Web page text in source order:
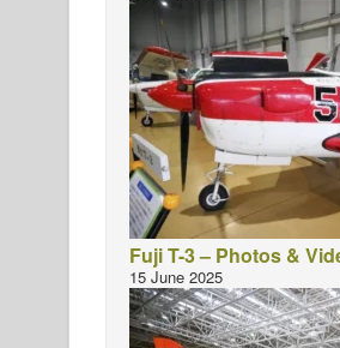
Fuji T-3 – Photos &
15 June 2025